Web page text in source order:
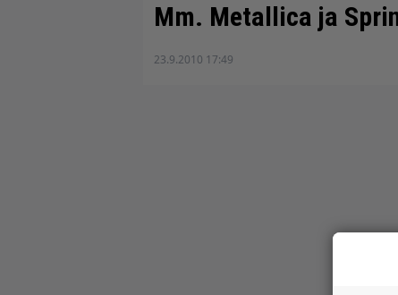
Mm. Metallica ja
23.9.2010 17:49